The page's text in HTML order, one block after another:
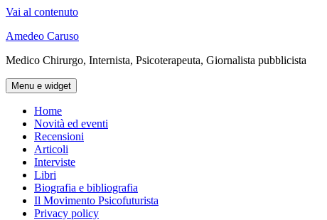
Vai al contenuto
Amedeo Caruso
Medico Chirurgo, Internista, Psicoterapeuta, Giornalista pubblicista
Menu e widget
Home
Novità ed eventi
Recensioni
Articoli
Interviste
Libri
Biografia e bibliografia
Il Movimento Psicofuturista
Privacy policy